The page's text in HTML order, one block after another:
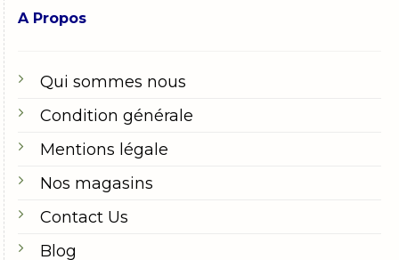
A Propos
Qui sommes nous
Condition générale
Mentions légale
Nos magasins
Contact Us
Blog